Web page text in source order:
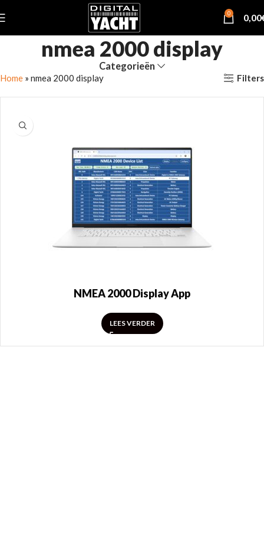
0 0,00
nmea 2000 display
Categorieën
Home » nmea 2000 display Filters
NMEA 2000 Display App
LEES VERDER